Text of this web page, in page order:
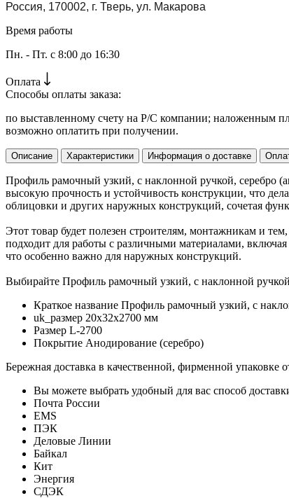
Россия, 170002, г. Тверь, ул. Макарова
Время работы
Пн. - Пт. с 8:00 до 16:30
Оплата
Способы оплаты заказа:
по выставленному счету на Р/С компании; наложенным
возможно оплатить при получении.
Описание Характеристики Информация о доставке
Профиль рамочный узкий, c наклонной ручкой, серебро
высокую прочность и устойчивость конструкции, что
облицовки и других наружных конструкций, сочетая
Этот товар будет полезен строителям, монтажникам и
подходит для работы с различными материалами,
что особенно важно для наружных конструкций.
Выбирайте Профиль рамочный узкий, c наклонной
Краткое название Профиль рамочный узкий, с
uk_размер 20х32х2700 мм
Размер L-2700
Покрытие Анодирование (серебро)
Бережная доставка в качественной, фирменной упаковке
Вы можете выбрать удобный для вас способ
Почта России
EMS
ПЭК
Деловые Линии
Байкал
Кит
Энергия
СДЭК